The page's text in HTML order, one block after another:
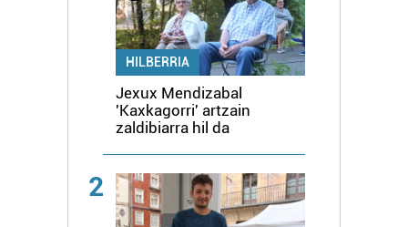
HILBERRIA
Jexux Mendizabal
'Kaxkagorri' artzain
zaldibiarra hil da
2